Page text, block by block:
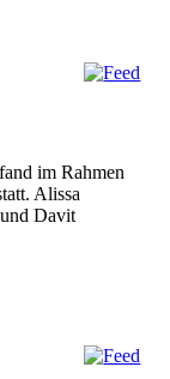
im Rahmen
Alissa
Davit